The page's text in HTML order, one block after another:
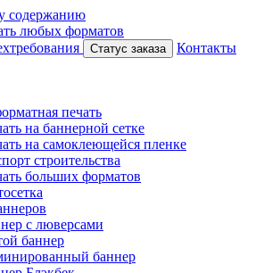
содержанию
Статус заказа
Контакты
печать
на баннерной сетке
на самоклеющейся пленке
строительства
больших форматов
с люверсами
баннер
баннер